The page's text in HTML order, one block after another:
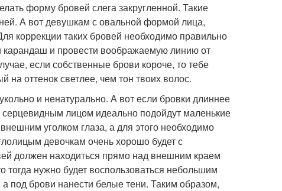
форму бровей слега закругленной. Такие
А вот девушкам с овальной формой лица,
коррекции таких бровей необходимо правильно
карандаш и провести воображаемую линию от
если собственные брови короче, то тебе
оттенок светлее, чем тон твоих волос.
и ненатурально. А вот если бровки длиннее
лицом идеально подойдут маленькие
уголком глаза, а для этого необходимо
девочкам очень хорошо будет с
должен находиться прямо над внешним краем
нужно будет воспользоваться небольшим
под брови нанести белые тени. Таким образом,